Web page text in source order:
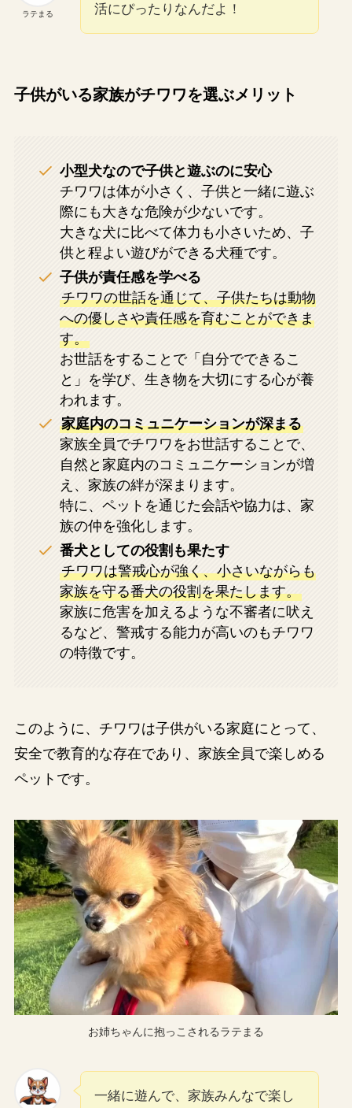
ラテまる 活にぴったりなんだよ！
子供がいる家族がチワワを選ぶメリット
小型犬なので子供と遊ぶのに安心
チワワは体が小さく、子供と一緒に遊ぶ
際にも大きな危険が少ないです。
大きな犬に比べて体力も小さいため、子
供と程よい遊びができる犬種です​。
子供が責任感を学べる
チワワの世話を通じて、子供たちは動物
への優しさや責任感を育むことができま
す。
お世話をすることで「自分でできるこ
と」を学び、生き物を大切にする心が養
われます​。
家庭内のコミュニケーションが深まる
家族全員でチワワをお世話することで、
自然と家庭内のコミュニケーションが増
え、家族の絆が深まります。
特に、ペットを通じた会話や協力は、家
族の仲を強化します。
番犬としての役割も果たす
チワワは警戒心が強く、小さいながらも
家族を守る番犬の役割を果たします。
家族に危害を加えるような不審者に吠え
るなど、警戒する能力が高いのもチワワ
の特徴です​。
このように、チワワは子供がいる家庭にとって、
安全で教育的な存在であり、家族全員で楽しめる
ペットです。
お姉ちゃんに抱っこされるラテまる
一緒に遊んで、家族みんなで楽し